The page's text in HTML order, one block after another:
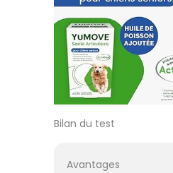
Bilan du test
Avantages